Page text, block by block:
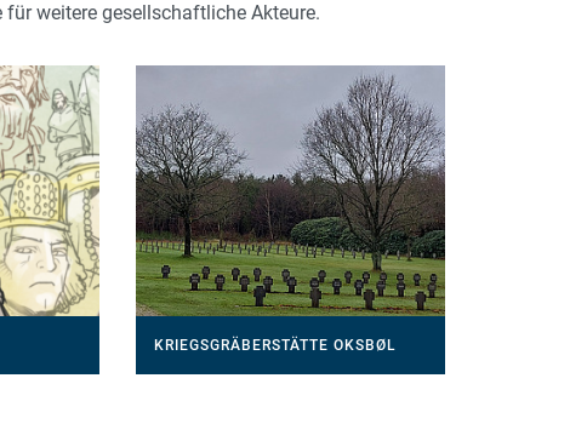
weitere gesellschaftliche Akteure.
KRIEGSGRÄBERSTÄTTE OKSBØL